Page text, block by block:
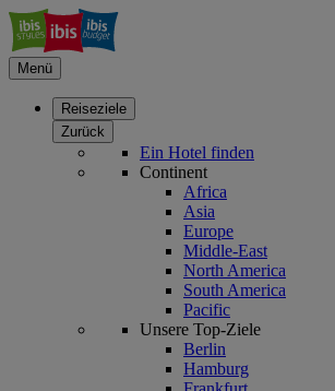
Menü
Reiseziele
Zurück
Ein Hotel finden
Continent
Africa
Asia
Europe
Middle-East
North America
South America
Pacific
Unsere Top-Ziele
Berlin
Hamburg